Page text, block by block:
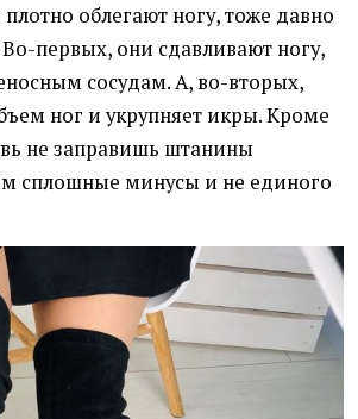
облегают ногу, тоже давно
первых, они сдавливают ногу,
сосудам. А, во-вторых,
ног и укрупняет икры. Кроме
не заправишь штанины
сплошные минусы и не единого